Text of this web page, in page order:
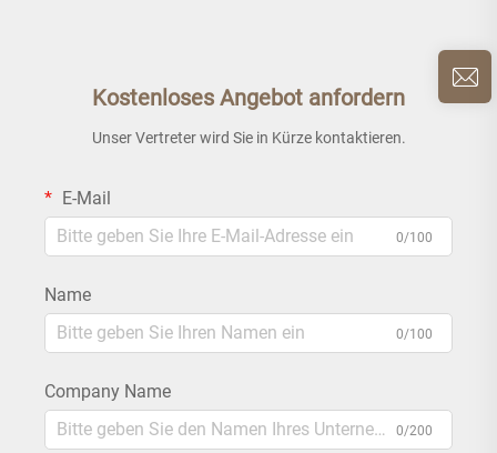
Kostenloses Angebot anfordern
Unser Vertreter wird Sie in Kürze kontaktieren.
E-Mail
0/100
Name
0/100
Company Name
0/200